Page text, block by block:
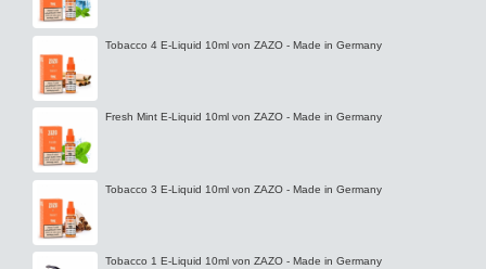
Tobacco 4 E-Liquid 10ml von ZAZO - Made in Germany
Fresh Mint E-Liquid 10ml von ZAZO - Made in Germany
Tobacco 3 E-Liquid 10ml von ZAZO - Made in Germany
Tobacco 1 E-Liquid 10ml von ZAZO - Made in Germany